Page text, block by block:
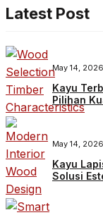
Latest Post
May 14, 2026
Kayu
Pilihan
May 14, 2026
Kayu
Solusi